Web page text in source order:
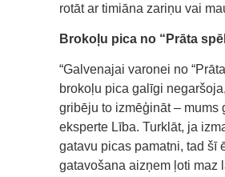
rotāt ar timiāna zariņu vai
Brokoļu pica no “Prāta
“Galvenajai varonei no
brokoļu pica galīgi
gribēju to izmēģināt – mums
eksperte Lība. Turklāt, ja
gatavu picas pamatni, tad šī
gatavošana aizņem ļoti maz